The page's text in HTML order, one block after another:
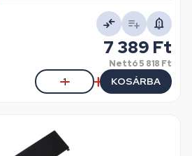
7 389 Ft
Nettó5 818 Ft
KOSÁRBA